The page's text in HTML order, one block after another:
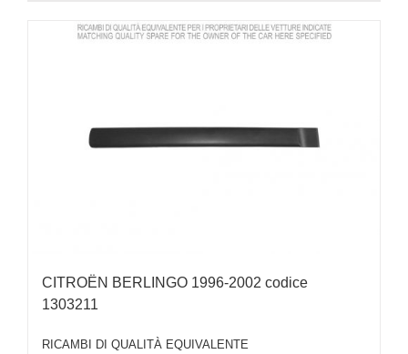
CITROËN BERLINGO 1996-2002 codice
1303211
RICAMBI DI QUALITÀ EQUIVALENTE